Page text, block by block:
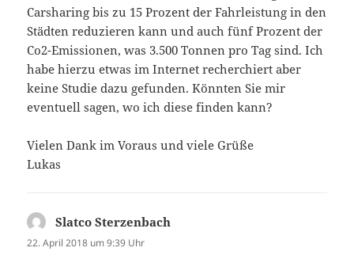
Carsharing bis zu 15 Prozent der Fahrleistung in den
Städten reduzieren kann und auch fünf Prozent der
Co2-Emissionen, was 3.500 Tonnen pro Tag sind. Ich
habe hierzu etwas im Internet recherchiert aber
keine Studie dazu gefunden. Könnten Sie mir
eventuell sagen, wo ich diese finden kann?
Vielen Dank im Voraus und viele Grüße
Lukas
Slatco Sterzenbach
22. April 2018 um 9:39 Uhr